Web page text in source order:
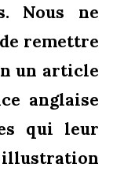
Nous ne
remettre
un article
anglaise
qui leur
illustration